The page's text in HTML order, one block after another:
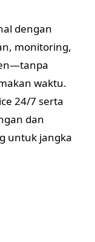
dengan
monitoring,
waktu.
24/7 serta
dan
untuk jangka